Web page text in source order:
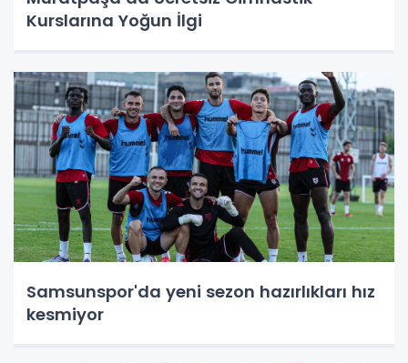
Kurslarına Yoğun İlgi
Samsunspor'da yeni sezon hazırlıkları hız
kesmiyor